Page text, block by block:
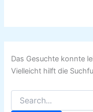
Das Gesuchte konnte
Vielleicht hilft die